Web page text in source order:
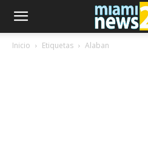
Inicio Etiquetas Alaban